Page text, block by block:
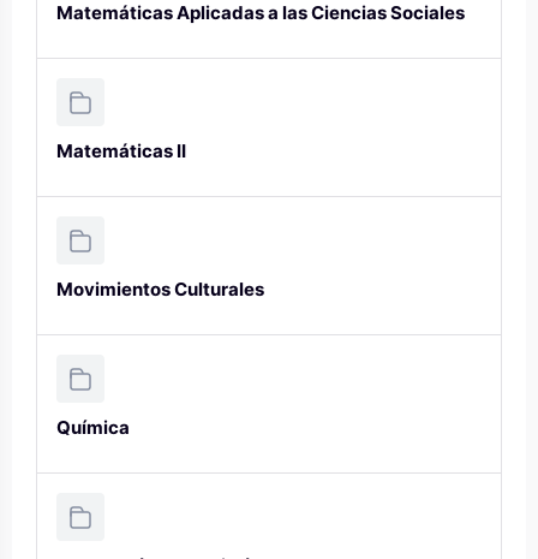
Matemáticas Aplicadas a las Ciencias Sociales
Matemáticas II
Movimientos Culturales
Química